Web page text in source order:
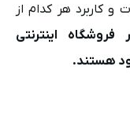
و کاربرد هر کدام از
اینترنتی
هستند.